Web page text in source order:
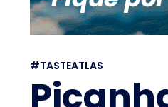
#TASTEATLAS